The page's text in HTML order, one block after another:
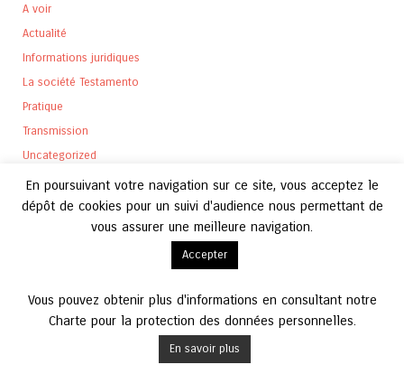
A voir
Actualité
Informations juridiques
La société Testamento
Pratique
Transmission
Uncategorized
En poursuivant votre navigation sur ce site, vous acceptez le
dépôt de cookies pour un suivi d'audience nous permettant de
vous assurer une meilleure navigation.
Accepter
Vous pouvez obtenir plus d'informations en consultant notre
Charte pour la protection des données personnelles.
En savoir plus